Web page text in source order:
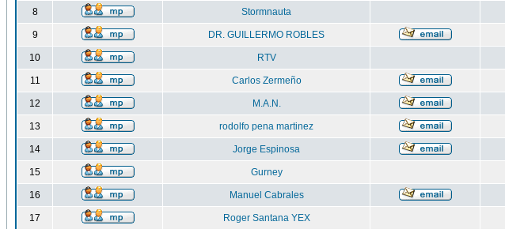
8 Stormnauta
9 DR. GUILLERMO ROBLES
10 RTV
11 Carlos Zermeño
12 M.A.N.
13 rodolfo pena martinez
14 Jorge Espinosa
15 Gurney
16 Manuel Cabrales
17 Roger Santana YEX